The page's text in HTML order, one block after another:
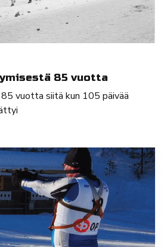
85 vuotta
vuotta siitä kun 105 päivää